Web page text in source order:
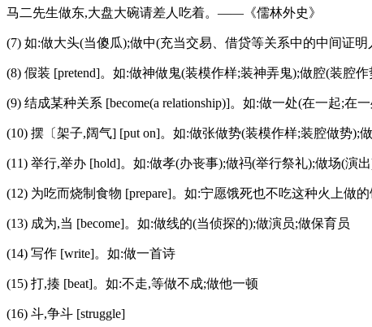
马二先生做东,大盘大碗请差人吃着。——《儒林外史》
(7) 如:做大头(当傻瓜);做中(充当交易、借贷等关系中的中间证
(8) 假装 [pretend]。如:做神做鬼(装模作样;装神弄鬼);做腔(装腔
(9) 结成某种关系 [become(a relationship)]。如:做一处(在一起;
(10) 摆〔架子,阔气] [put on]。如:做张做势(装模作样;装腔做势
(11) 举行,举办 [hold]。如:做孝(办丧事);做祃(举行祭礼);做场(演
(12) 为吃而烧制食物 [prepare]。如:宁愿饿死也不吃这种火上做的
(13) 成为,当 [become]。如:做线的(当侦探的);做演员;做保育员
(14) 写作 [write]。如:做一首诗
(15) 打,揍 [beat]。如:不走,等做不成;做他一顿
(16) 斗,争斗 [struggle]